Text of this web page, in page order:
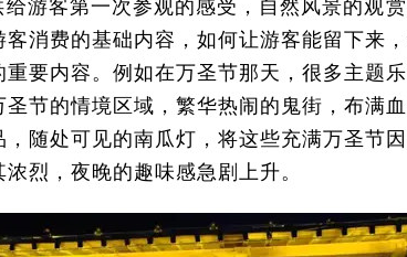
消费的基础内容，如何让游客能留下来
要内容。例如在万圣节那天，很多主题
节的情境区域，繁华热闹的鬼街，布满
随处可见的南瓜灯，将这些充满万圣节
烈，夜晚的趣味感急剧上升。